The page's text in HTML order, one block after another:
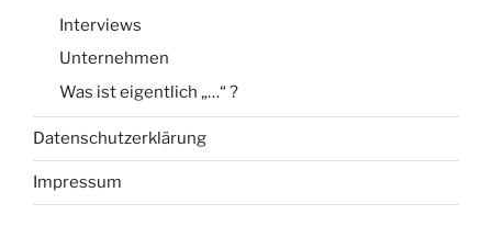
Interviews
Unternehmen
Was ist eigentlich „…“ ?
Datenschutzerklärung
Impressum